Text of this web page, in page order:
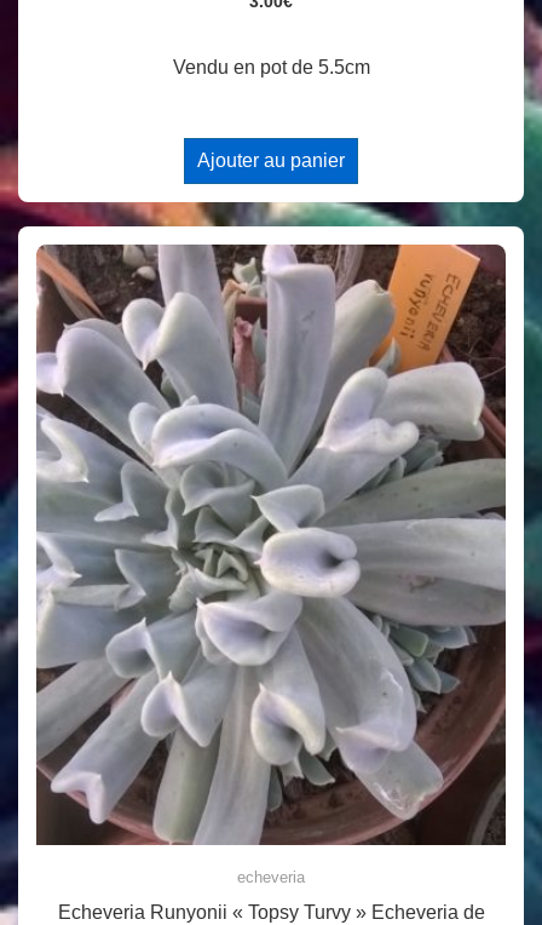
Vendu en pot de 5.5cm
Ajouter au panier
echeveria
Echeveria Runyonii « Topsy Turvy » Echeveria de